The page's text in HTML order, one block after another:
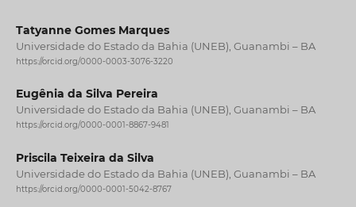
Tatyanne Gomes Marques
Universidade do Estado da Bahia (UNEB), Guanambi – BA
https://orcid.org/0000-0003-3076-3220
Eugênia da Silva Pereira
Universidade do Estado da Bahia (UNEB), Guanambi – BA
https://orcid.org/0000-0001-8867-9481
Priscila Teixeira da Silva
Universidade do Estado da Bahia (UNEB), Guanambi – BA
https://orcid.org/0000-0001-5042-8767